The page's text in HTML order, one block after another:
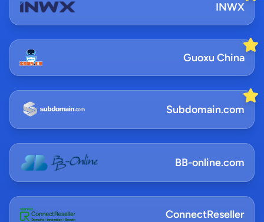
INWX
Guoxu China
Subdomain.com
BB-online.com
ConnectReseller